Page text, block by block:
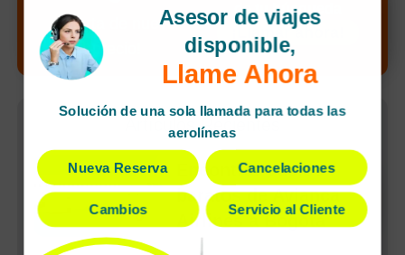
¡Alerta de nuevo
precio!
de tu búsqueda
¡Llamar ahora!
Artículos Recientes
Encontrar vuelos
baratos de Avianca
Airlines a Bogota
Asesor de viajes
disponible,
Llame Ahora
Solución de una sola llamada para todas las
aerolíneas
Nueva Reserva Cancelaciones
Cambios Servicio al Cliente